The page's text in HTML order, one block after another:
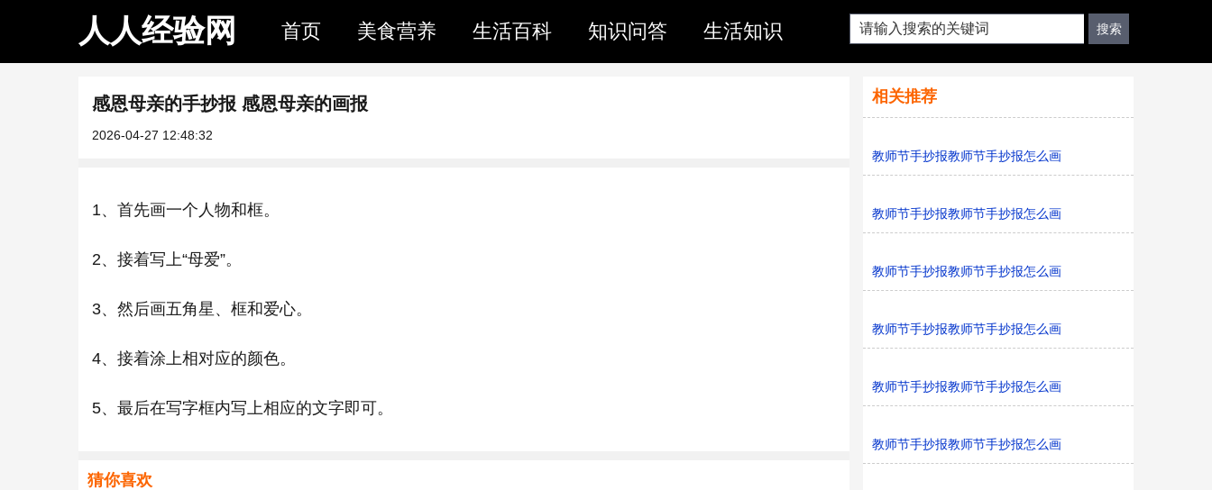
人人经验网 首页 美食营养 生活百科 知识问答 生活知识
感恩母亲的手抄报 感恩母亲的画报
2026-04-27 12:48:32
1、首先画一个人物和框。
2、接着写上“母爱”。
3、然后画五角星、框和爱心。
4、接着涂上相对应的颜色。
5、最后在写字框内写上相应的文字即可。
猜你喜欢
相关推荐
教师节手抄报教师节手抄报怎么画
教师节手抄报教师节手抄报怎么画
教师节手抄报教师节手抄报怎么画
教师节手抄报教师节手抄报怎么画
教师节手抄报教师节手抄报怎么画
教师节手抄报教师节手抄报怎么画